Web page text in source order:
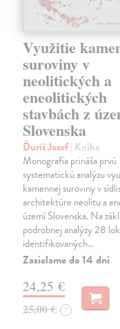
Využitie
suroviny v
neolitických a
eneolitických
stavbách z
Slovenska
Ďuriš Jozef| Kniha
Monografia prináša prvú
systematickú analýzu
kamennej suroviny v
architektúre neolitu a
území Slovenska. Na
podrobnej analýzy 28
identifikovaných…
Zasielame do 14 dní
24,25 €
25,00 € ?